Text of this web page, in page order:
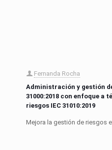
Fernanda Rocha
Administración y gestión
31000:2018 con enfoque a
riesgos IEC 31010:2019
Mejora la gestión de riesgos